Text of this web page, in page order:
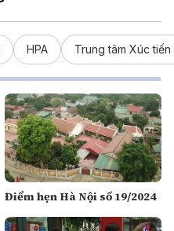
HPA Trung tâm Xúc
Điểm hẹn Hà Nội số 19/2024